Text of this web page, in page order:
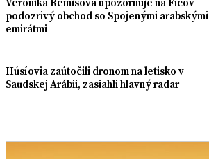
podozrivý obchod so Spojenými arabskými
emirátmi
Húsíovia zaútočili dronom na letisko v
Saudskej Arábii, zasiahli hlavný radar